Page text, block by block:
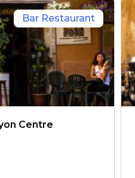
Bar Restaurant
Centre